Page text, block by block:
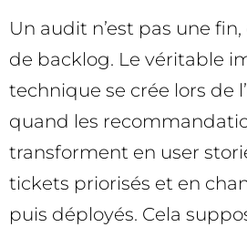
Un audit n’est pas une fin,
de backlog. Le véritable
technique se crée lors de
quand les
transforment en user
tickets priorisés et en
puis déployés. Cela